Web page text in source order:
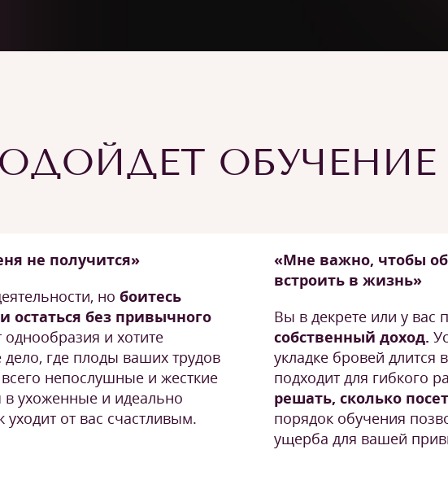
ОБУЧЕНИЕ
не получится»
но боитесь
остаться без привычного
однообразия и хотите
дело, где плоды ваших трудов
непослушные и жесткие
ухоженные и идеально
от вас счастливым.
«Мне важно, чтобы
встроить в жизнь»
Вы в декрете или у вас
собственный доход.
укладке бровей длится
подходит для гибкого
решать, сколько
порядок обучения
ущерба для вашей